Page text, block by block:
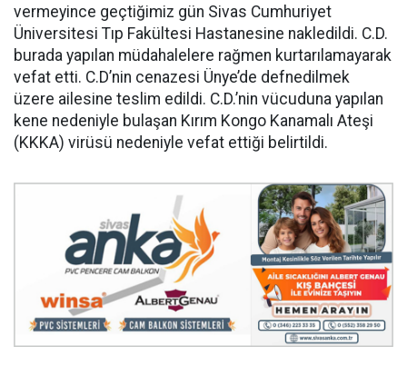
vermeyince geçtiğimiz gün Sivas Cumhuriyet
Üniversitesi Tıp Fakültesi Hastanesine nakledildi. C.D.
burada yapılan müdahalelere rağmen kurtarılamayarak
vefat etti. C.D’nin cenazesi Ünye’de defnedilmek
üzere ailesine teslim edildi. C.D.’nin vücuduna yapılan
kene nedeniyle bulaşan Kırım Kongo Kanamalı Ateşi
(KKKA) virüsü nedeniyle vefat ettiği belirtildi.